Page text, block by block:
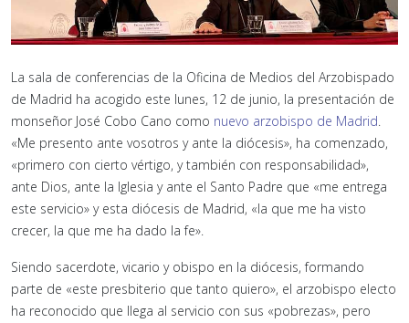
La sala de conferencias de la Oficina de Medios del Arzobispado
de Madrid ha acogido este lunes, 12 de junio, la presentación de
monseñor José Cobo Cano como nuevo arzobispo de Madrid.
«Me presento ante vosotros y ante la diócesis», ha comenzado,
«primero con cierto vértigo, y también con responsabilidad»,
ante Dios, ante la Iglesia y ante el Santo Padre que «me entrega
este servicio» y esta diócesis de Madrid, «la que me ha visto
crecer, la que me ha dado la fe».
Siendo sacerdote, vicario y obispo en la diócesis, formando
parte de «este presbiterio que tanto quiero», el arzobispo electo
ha reconocido que llega al servicio con sus «pobrezas», pero